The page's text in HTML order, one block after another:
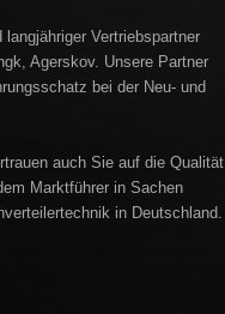
Vertriebspartner
Agerskov. Unsere Partner
bei der Neu- und
auch Sie auf die Qualität
Marktführer in Sachen
in Deutschland.